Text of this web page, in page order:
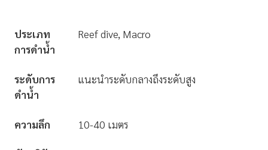
ประเภท
การดำน้ำ
Reef dive, Macro
ระดับการ
ดำน้ำ
แนะนำระดับกลางถึงระดับสูง
ความลึก 10-40 เมตร